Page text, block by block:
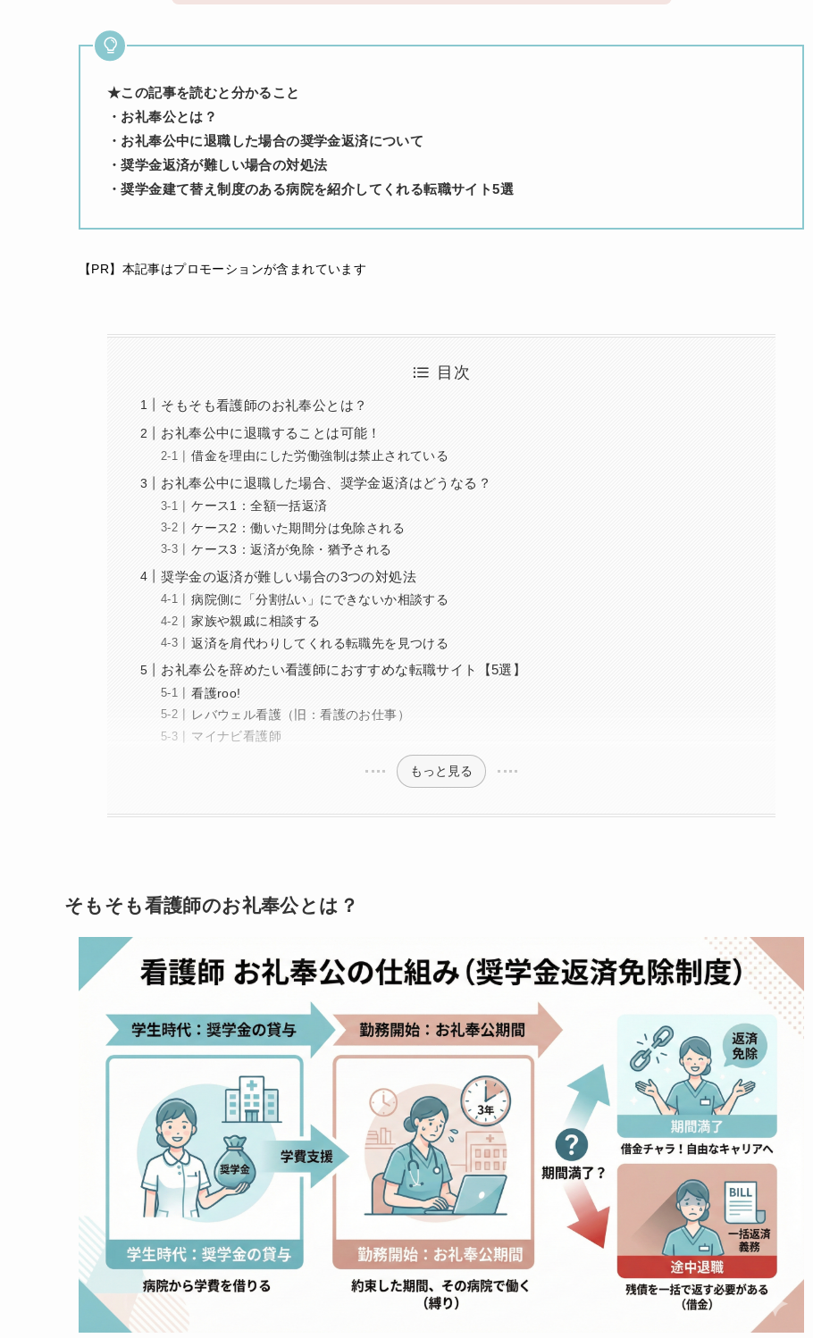
★この記事を読むと分かること
・お礼奉公とは？
・お礼奉公中に退職した場合の奨学金返済について
・奨学金返済が難しい場合の対処法
・奨学金建て替え制度のある病院を紹介してくれる転職サイト5選
【PR】本記事はプロモーションが含まれています
目次
そもそも看護師のお礼奉公とは？
お礼奉公中に退職することは可能！
借金を理由にした労働強制は禁止されている
お礼奉公中に退職した場合、奨学金返済はどうなる？
ケース1：全額一括返済
ケース2：働いた期間分は免除される
ケース3：返済が免除・猶予される
奨学金の返済が難しい場合の3つの対処法
病院側に「分割払い」にできないか相談する
家族や親戚に相談する
返済を肩代わりしてくれる転職先を見つける
お礼奉公を辞めたい看護師におすすめな転職サイト【5選】
看護roo!
レバウェル看護（旧：看護のお仕事）
マイナビ看護師
もっと見る
そもそも看護師のお礼奉公とは？